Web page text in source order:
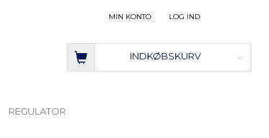
LOG IND
MIN KONTO
INDKØBSKURV
REGULATOR